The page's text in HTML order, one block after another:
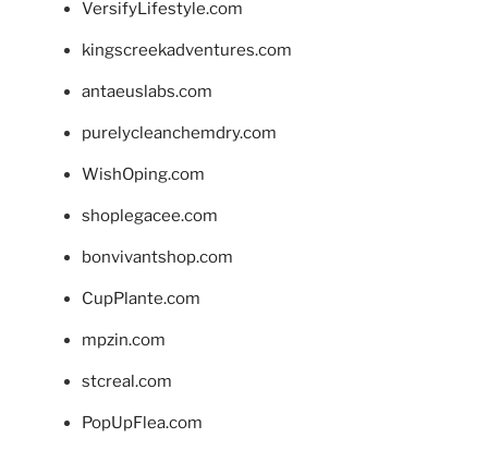
VersifyLifestyle.com
kingscreekadventures.com
antaeuslabs.com
purelycleanchemdry.com
WishOping.com
shoplegacee.com
bonvivantshop.com
CupPlante.com
mpzin.com
stcreal.com
PopUpFlea.com